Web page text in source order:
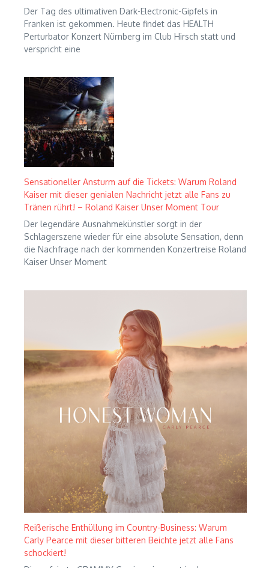
Der Tag des ultimativen Dark-Electronic-Gipfels in
Franken ist gekommen. Heute findet das HEALTH
Perturbator Konzert Nürnberg im Club Hirsch statt und
verspricht eine
Sensationeller Ansturm auf die Tickets: Warum Roland
Kaiser mit dieser genialen Nachricht jetzt alle Fans zu
Tränen rührt! – Roland Kaiser Unser Moment Tour
Der legendäre Ausnahmekünstler sorgt in der
Schlagerszene wieder für eine absolute Sensation, denn
die Nachfrage nach der kommenden Konzertreise Roland
Kaiser Unser Moment
Reißerische Enthüllung im Country-Business: Warum
Carly Pearce mit dieser bitteren Beichte jetzt alle Fans
schockiert!